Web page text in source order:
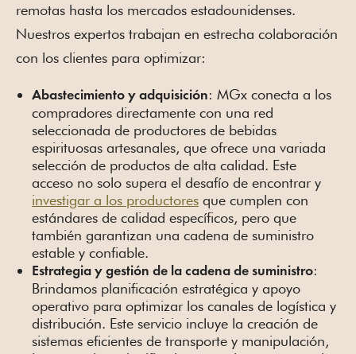
remotas hasta los mercados estadounidenses.
Nuestros expertos trabajan en estrecha colaboración
con los clientes para optimizar:
Abastecimiento y adquisición: MGx conecta a los
compradores directamente con una red
seleccionada de productores de bebidas
espirituosas artesanales, que ofrece una variada
selección de productos de alta calidad. Este
acceso no solo supera el desafío de encontrar y
investigar a los productores que cumplen con
estándares de calidad específicos, pero que
también garantizan una cadena de suministro
estable y confiable.
Estrategia y gestión de la cadena de suministro:
Brindamos planificación estratégica y apoyo
operativo para optimizar los canales de logística y
distribución. Este servicio incluye la creación de
sistemas eficientes de transporte y manipulación,